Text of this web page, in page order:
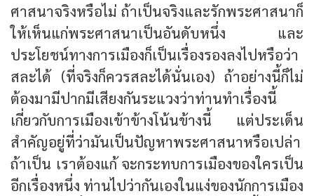
ศาสนาจริงหรือไม่ ถ้าเป็นจริงและรักพระศาสนาก็
ให้เห็นแก่พระศาสนาเป็นอันดับหนึ่ง และ
ประโยชน์ทางการเมืองก็เป็นเรื่องรองลงไปหรือว่า
สละได้ (ที่จริงก็ควรสละได้นั่นเอง) ถ้าอย่างนี้ก็ไม่
ต้องมามีปากมีเสียงกันระแวงว่าท่านทำเรื่องนี้
เกี่ยวกับการเมืองเข้าข้างโน้นข้างนี้ แต่ประเด็น
สำคัญอยู่ที่ว่ามันเป็นปัญหาพระศาสนาหรือเปล่า
ถ้าเป็น เราต้องแก้ จะกระทบการเมืองของใครเป็น
อีกเรื่องหนึ่ง ท่านไปว่ากันเองในแง่ของนักการเมือง